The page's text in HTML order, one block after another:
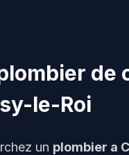
de
le-Roi
un plombier a